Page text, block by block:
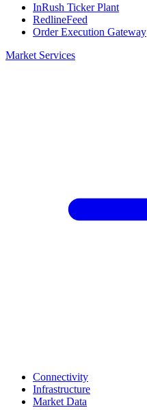
InRush Ticker Plant
RedlineFeed
Order Execution Gateway
Market Services
Connectivity
Infrastructure
Market Data